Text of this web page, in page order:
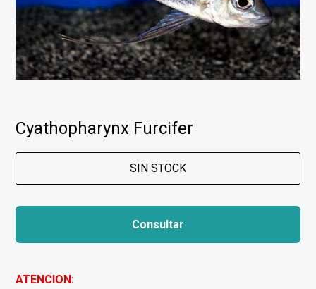
Cyathopharynx Furcifer
SIN STOCK
Consultar
ATENCION: